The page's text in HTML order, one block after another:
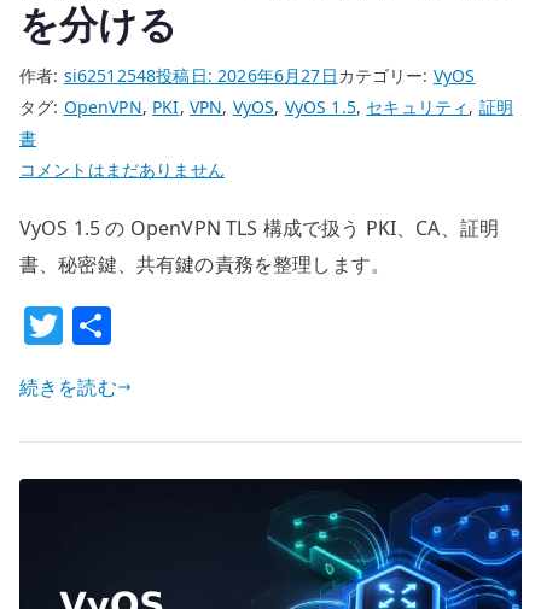
を分ける
作者: si62512548投稿日:2026年6月27日カテゴリー: VyOS
タグ: OpenVPN, PKI, VPN, VyOS, VyOS 1.5, セキュリティ , 証明
書
VyOS
/
OpenVPN
明
設
–
CA
コメントはまだありません
VyOS 1.5 の OpenVPN TLS 構成で扱う PKI、CA、証明
書、秘密鍵、共有鍵の責務を整理します。
T
w
it
te
r
続きを読む